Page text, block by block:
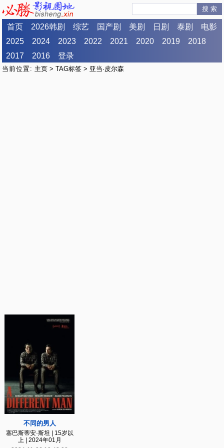
搜 索
首页 2026韩剧 综艺 国产剧 美剧 日剧 泰剧
电影
2025
2024 2023 2022 2021 2020 2019
2018
2017
2016 登录
当前位置: 主页 >TAG标签 > 亚当·皮尔森
不同的男人
塞巴斯蒂安·斯坦 | 15岁以
上 | 2024年01月